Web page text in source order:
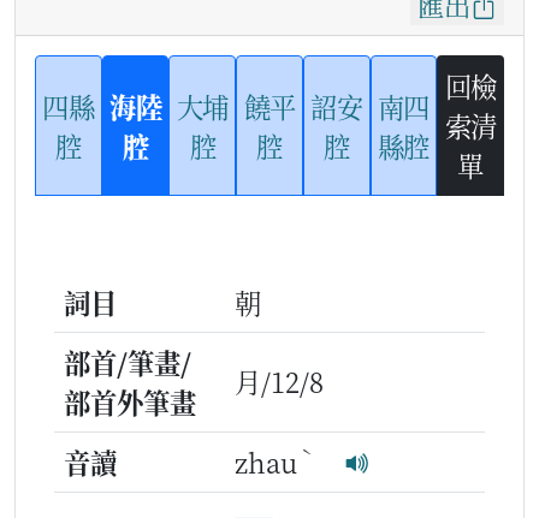
四縣
腔
海陸
腔
大埔
腔
饒平
腔
詔安
腔
南四
縣腔
回檢
索清
單
詞目
朝
部首/筆畫/
部首外筆畫
月/12/8
音讀 zhau ˋ